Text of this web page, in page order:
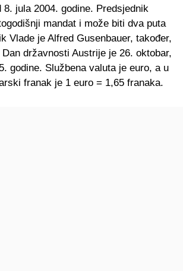
jula 2004. godine. Predsjednik
mandat i može biti dva puta
Vlade je Alfred Gusenbauer, također,
državnosti Austrije je 26. oktobar,
godine. Službena valuta je euro, a u
franak je 1 euro = 1,65 franaka.